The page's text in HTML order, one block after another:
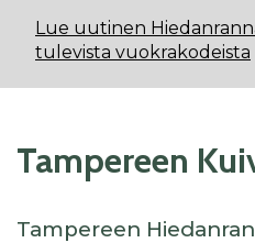
Lue uutinen
tulevista vuokrakodeista
Tampereen
Tampereen